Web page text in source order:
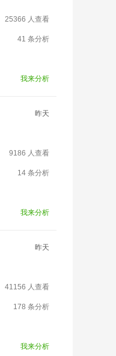
25366 人查看
41 条分析
我来分析
昨天
9186 人查看
14 条分析
我来分析
昨天
41156 人查看
178 条分析
我来分析